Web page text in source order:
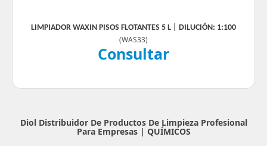
LIMPIADOR WAXIN PISOS FLOTANTES 5 L | DILUCIÓN: 1:100
(WAS33)
Consultar
Diol Distribuidor De Productos De Limpieza Profesional
Para Empresas | QUÍMICOS